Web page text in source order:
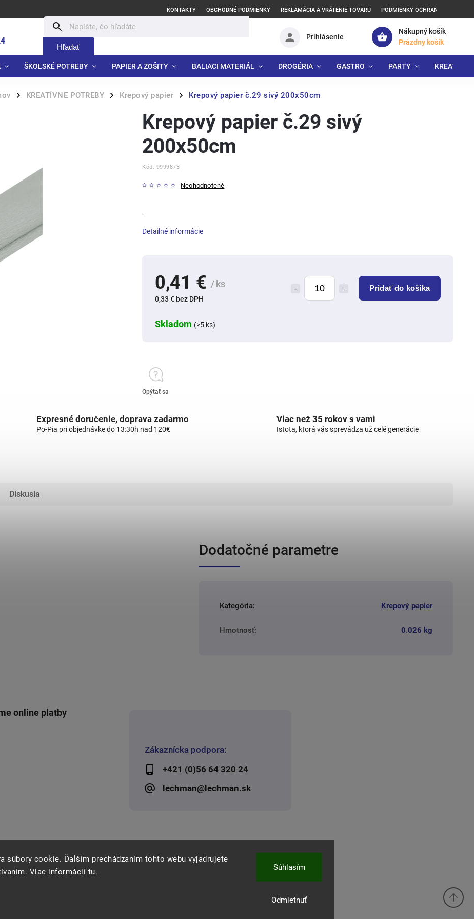
súbory cookie. Ďalším prechádzaním tohto webu vyjadrujete
Viac informácií tu.
Odmietnuť
Súhlasím
KONTAKTY OBCHODNÉ PODMIENKY REKLAMÁCIA A VRÁTENIE TOVARU PODMIENKY OCHRANY
Hľadať
Nákupný košík
Prázdny košík
Prihlásenie
ŠKOLSKÉ POTREBY PAPIER A ZOŠITY BALIACI MATERIÁL DROGÉRIA GASTRO PARTY
/ KREATÍVNE POTREBY / Krepový papier / Krepový papier č.29 sivý 200x50cm
0,41 € / ks
0,33 € bez DPH
Pridať do košíka
Skladom (>5 ks)
Krepový papier č.29 sivý
200x50cm
Kód: 9999873
Neohodnotené
-
Detailné informácie
Opýtať sa
Expresné doručenie, doprava zadarmo
Po-Pia pri objednávke do 13:30h nad 120€
Viac než 35 rokov s vami
Istota, ktorá vás sprevádza už celé generácie
Diskusia
Dodatočné parametre
Kategória: Krepový papier
Hmotnosť: 0.026 kg
Zákaznícka podpora:
+421 (0)56 64 320 24
lechman@lechman.sk
online platby